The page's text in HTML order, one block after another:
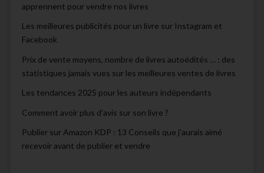
apprennent pour vendre nos livres
Les meilleures publicités pour un livre sur Instagram et
Facebook
Prix de vente moyens, nombre de livres autoédités … : des
statistiques jamais vues sur les meilleures ventes de livres
Les tendances 2025 pour les auteurs indépendants
Comment avoir plus d’avis sur son livre ?
Publier sur Amazon KDP : 13 Conseils que j’aurais aimé
recevoir avant de publier et vendre